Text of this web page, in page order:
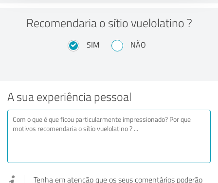
Recomendaria o sítio vuelolatino ?
SIM NÃO
A sua experiência pessoal
Tenha em atenção que os seus comentários poderão